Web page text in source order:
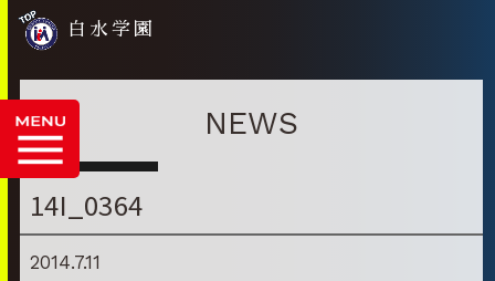
白水学園
NEWS
14I_0364
2014.7.11